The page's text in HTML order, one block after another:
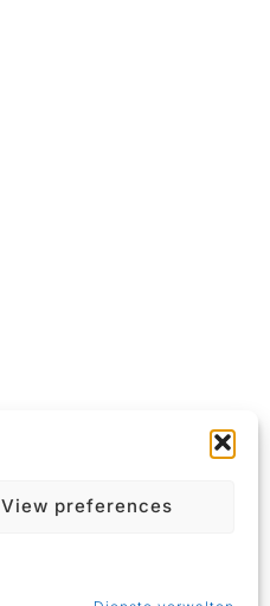
View preferences